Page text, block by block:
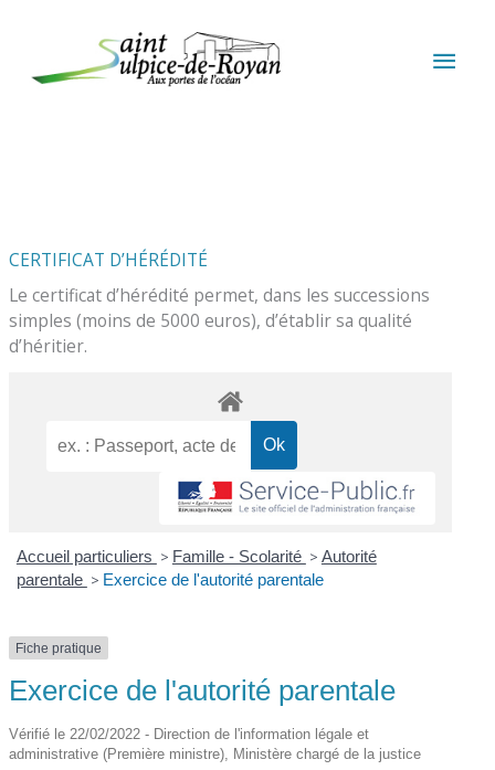
CERTIFICAT D’HÉRÉDITÉ
Le certificat d’hérédité permet, dans les successions
simples (moins de 5000 euros), d’établir sa qualité
d’héritier.
Accueil particuliers > Famille - Scolarité > Autorité
parentale > Exercice de l'autorité parentale
Fiche pratique
Exercice de l'autorité parentale
Vérifié le 22/02/2022 - Direction de l'information légale et
administrative (Première ministre), Ministère chargé de la justice